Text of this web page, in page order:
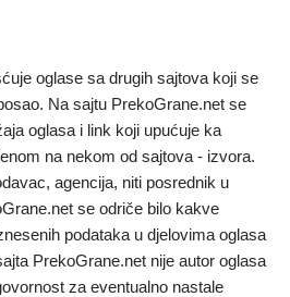
oglase sa drugih sajtova koji se
Na sajtu PrekoGrane.net se
oglasa i link koji upućuje ka
na nekom od sajtova - izvora.
agencija, niti posrednik u
se odriče bilo kakve
podataka u djelovima oglasa
PrekoGrane.net nije autor oglasa
za eventualno nastale